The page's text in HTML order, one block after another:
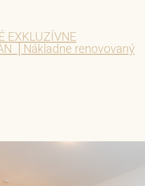
EXKLUZÍVNE
│Nákladne renovovaný